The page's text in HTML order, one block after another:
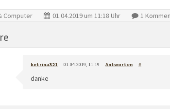
Computer 01.04.2019 um 11:18 Uhr 1
ketrina321 01.04.2019, 11:19 Antworten #
danke